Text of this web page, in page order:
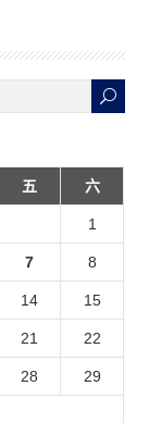
五 六
1
7 8
14 15
21 22
28 29